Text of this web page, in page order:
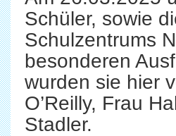
Schüler, sowie
Schulzentrums
besonderen
wurden sie hier
O’Reilly, Frau
Stadler.